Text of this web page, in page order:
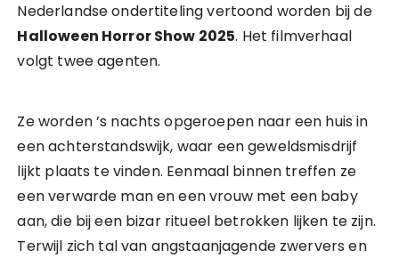
Nederlandse ondertiteling vertoond worden bij de
Halloween Horror Show 2025. Het filmverhaal
volgt twee agenten.
Ze worden ’s nachts opgeroepen naar een huis in
een achterstandswijk, waar een geweldsmisdrijf
lijkt plaats te vinden. Eenmaal binnen treffen ze
een verwarde man en een vrouw met een baby
aan, die bij een bizar ritueel betrokken lijken te zijn.
Terwijl zich tal van angstaanjagende zwervers en